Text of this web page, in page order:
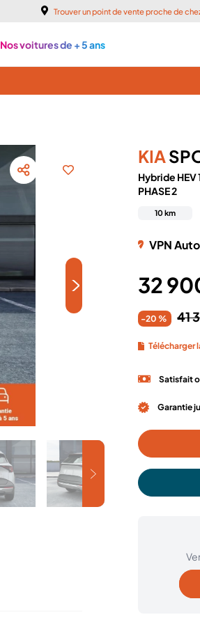
Trouver un point de vente proche de
Nos voitures de + 5 ans
>
KIA
Hybride
PHASE 2
10 km
VPN
32
-20 % 41
Télécharger
Satisfait
Garantie